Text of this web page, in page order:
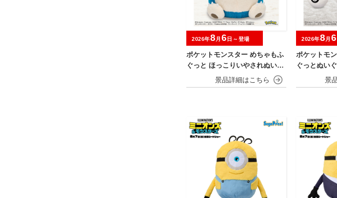
ポケットモンスター めちゃもふ
ぐっと ほっこりいやされぬいぐ
るみ～カビゴン～
2026年8 月 6 日～登場
ポケットモ
ぐっとぬい
ボール・ス
パーボール
2026年8 月 6